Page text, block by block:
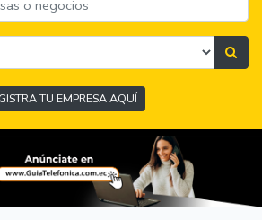
TU EMPRESA AQUÍ